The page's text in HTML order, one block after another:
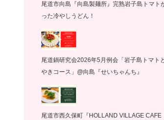
尾道市向島『向島製麺所』完熟岩子島トマト
った冷やしうどん！
尾道鍋研究会2026年5月例会「岩子島トマト
やきコース」@向島『せいちゃんち』
尾道市西久保町『HOLLAND VILLAGE CAFE